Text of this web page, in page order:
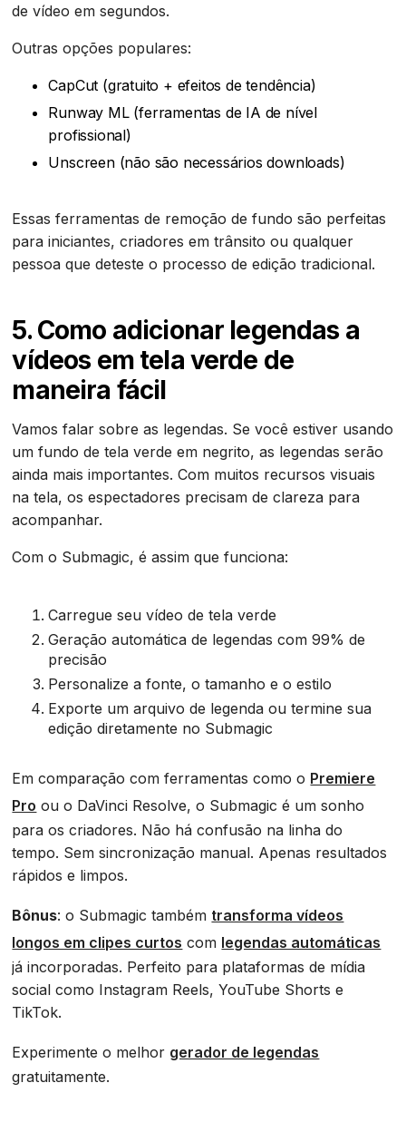
de vídeo em segundos.
Outras opções populares:
CapCut (gratuito + efeitos de tendência)
Runway ML (ferramentas de IA de nível
profissional)
Unscreen (não são necessários downloads)
Essas ferramentas de remoção de fundo são perfeitas
para iniciantes, criadores em trânsito ou qualquer
pessoa que deteste o processo de edição tradicional.
5. Como adicionar legendas a
vídeos em tela verde de
maneira fácil
Vamos falar sobre as legendas. Se você estiver usando
um fundo de tela verde em negrito, as legendas serão
ainda mais importantes. Com muitos recursos visuais
na tela, os espectadores precisam de clareza para
acompanhar.
Com o Submagic, é assim que funciona:
Carregue seu vídeo de tela verde
Geração automática de legendas com 99% de
precisão
Personalize a fonte, o tamanho e o estilo
Exporte um arquivo de legenda ou termine sua
edição diretamente no Submagic
Em comparação com ferramentas como o Premiere
Pro ou o DaVinci Resolve, o Submagic é um sonho
para os criadores. Não há confusão na linha do
tempo. Sem sincronização manual. Apenas resultados
rápidos e limpos.
Bônus: o Submagic também transforma vídeos
longos em clipes curtos com legendas automáticas
já incorporadas. Perfeito para plataformas de mídia
social como Instagram Reels, YouTube Shorts e
TikTok.
Experimente o melhor gerador de legendas
gratuitamente.